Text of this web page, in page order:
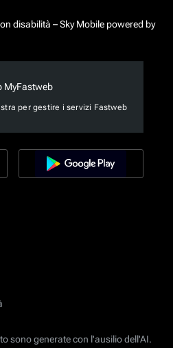
disabilità – Sky Mobile powered by
MyFastweb
per gestire i servizi Fastweb
sono generate con l'ausilio dell'AI.